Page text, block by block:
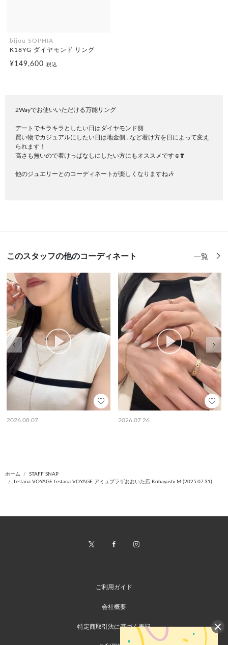
bijou SOPHIA
K18YG ダイヤモンド リング
¥149,600 税込
2Wayでお使いいただける万能リング
デートでキラキラとしたい日はダイヤモンド側
買い物でカジュアルにしたい日は地金側…など着け方を日によって変え
られます！
高さも無いので着けっぱなしにしたい方にもオススメです☺️❣️
他のジュエリーとのコーディネートが楽しくなりますね🎶
このスタッフの他のコーディネート 一覧
2026.08.07 2026.07.26
前の画像 次の
ホーム
STAFF SNAP
festaria VOYAGE festaria VOYAGE アミュプラザおおいた店 Kobayashi M (2025.07.31)
ご利用ガイド
会社概要
特定商取引法に基づく表記